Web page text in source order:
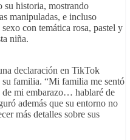
su historia, mostrando
manipuladas, e incluso
con temática rosa, pastel y
niña.
declaración en TikTok
familia. “Mi familia me sentó
mi embarazo… hablaré de
además que su entorno no
más detalles sobre sus